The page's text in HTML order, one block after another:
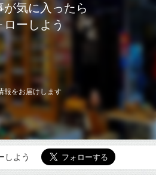
が気に入ったら
ローしよう
報をお届けします
しよう